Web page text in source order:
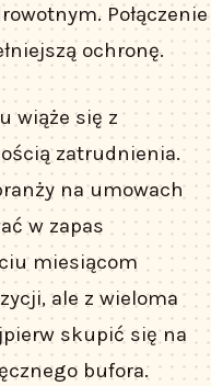
Połączenie
ochronę.
wiąże się z
zatrudnienia.
na umowach
w zapas
miesiącom
ale z wieloma
skupić się na
bufora.